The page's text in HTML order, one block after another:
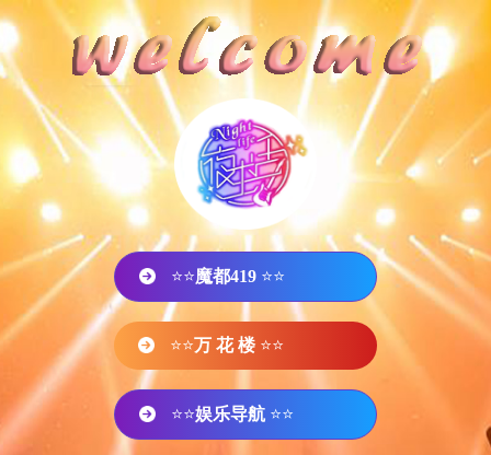
⭐⭐魔都419 ⭐⭐
⭐⭐万 花 楼 ⭐⭐
⭐⭐娱乐导航 ⭐⭐